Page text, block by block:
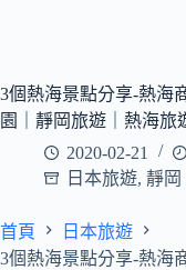
3個熱海景點分享-熱海
園｜靜岡旅遊｜熱海旅
2020-02-21
日本旅遊, 靜岡
首頁
日本旅遊
3個熱海景點分享-熱海